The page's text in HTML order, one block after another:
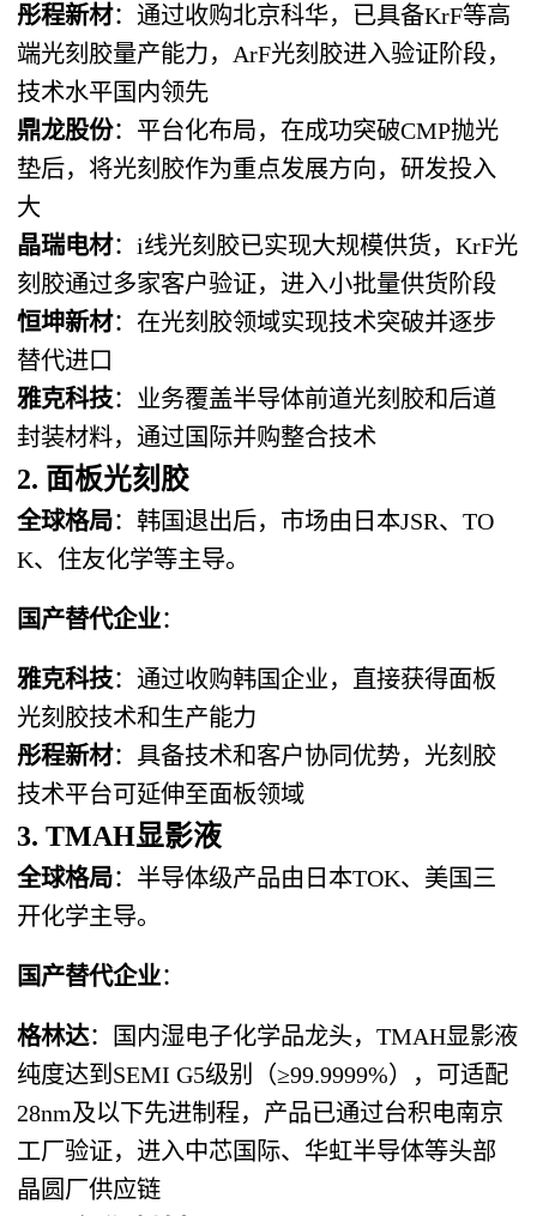
彤程新材：通过收购北京科华，已具备KrF等高
端光刻胶量产能力，ArF光刻胶进入验证阶段，
技术水平国内领先
鼎龙股份：平台化布局，在成功突破CMP抛光
垫后，将光刻胶作为重点发展方向，研发投入
大
晶瑞电材：i线光刻胶已实现大规模供货，KrF光
刻胶通过多家客户验证，进入小批量供货阶段
恒坤新材：在光刻胶领域实现技术突破并逐步
替代进口
雅克科技：业务覆盖半导体前道光刻胶和后道
封装材料，通过国际并购整合技术
2. 面板光刻胶
全球格局：韩国退出后，市场由日本JSR、TO
K、住友化学等主导。
国产替代企业：
雅克科技：通过收购韩国企业，直接获得面板
光刻胶技术和生产能力
彤程新材：具备技术和客户协同优势，光刻胶
技术平台可延伸至面板领域
3. TMAH显影液
全球格局：半导体级产品由日本TOK、美国三
开化学主导。
国产替代企业：
格林达：国内湿电子化学品龙头，TMAH显影液
纯度达到SEMI G5级别（≥99.9999%），可适配
28nm及以下先进制程，产品已通过台积电南京
工厂验证，进入中芯国际、华虹半导体等头部
晶圆厂供应链